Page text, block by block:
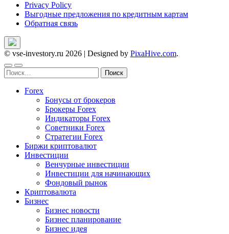
Privacy Policy
Выгодные предложения по кредитным картам
Обратная связь
© vse-investory.ru 2026 | Designed by PixaHive.com.
Найти:
Forex
Бонусы от брокеров
Брокеры Forex
Индикаторы Forex
Советники Forex
Стратегии Forex
Биржи криптовалют
Инвестиции
Венчурные инвестиции
Инвестиции для начинающих
Фондовый рынок
Криптовалюта
Бизнес
Бизнес новости
Бизнес планирование
Бизнес идея